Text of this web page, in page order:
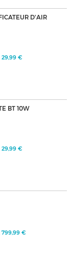
D'AIR
29,99 €
BT 10W
29,99 €
799,99 €